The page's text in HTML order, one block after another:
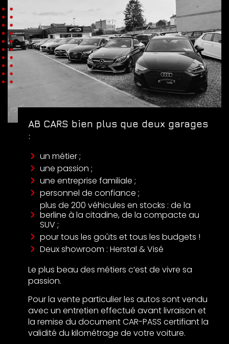
AB CARS bien plus que deux garages
:
un métier ;
une passion ;
une entreprise familiale ;
personnel de confiance ;
plus de 200 véhicules en stocks : de la
berline à la citadine, de la compacte au
SUV ;
pour tous les goûts et tous les budgets !
Deux showroom : Herstal & Visé
Le plus beau des métiers c’est de vivre sa
passion.
Pour la vente particulier les autos sont vendu
avec un entretien effectué avant livraison et
la remise du document CAR-PASS certifiant la
validité du kilométrage de votre voiture.